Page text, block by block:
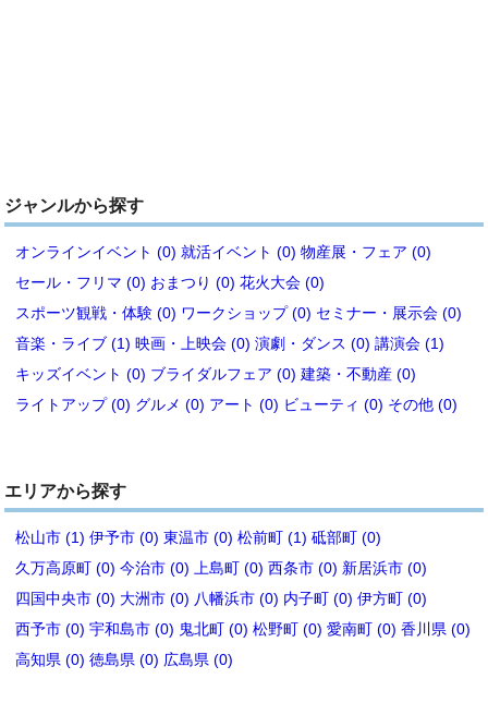
ジャンルから探す
オンラインイベント (0) 就活イベント (0) 物産展・フェア (0)
セール・フリマ (0) おまつり (0) 花火大会 (0)
スポーツ観戦・体験 (0) ワークショップ (0) セミナー・展示会 (0)
音楽・ライブ (1) 映画・上映会 (0) 演劇・ダンス (0) 講演会 (1)
キッズイベント (0) ブライダルフェア (0) 建築・不動産 (0)
ライトアップ (0) グルメ (0) アート (0) ビューティ (0) その他 (0)
エリアから探す
松山市 (1) 伊予市 (0) 東温市 (0) 松前町 (1) 砥部町 (0)
久万高原町 (0) 今治市 (0) 上島町 (0) 西条市 (0) 新居浜市 (0)
四国中央市 (0) 大洲市 (0) 八幡浜市 (0) 内子町 (0) 伊方町 (0)
西予市 (0) 宇和島市 (0) 鬼北町 (0) 松野町 (0) 愛南町 (0) 香川県 (0)
高知県 (0) 徳島県 (0) 広島県 (0)